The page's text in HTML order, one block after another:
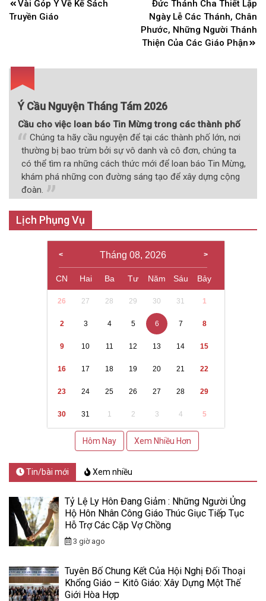
Điều
hướng
Vài Góp Ý Về Kế Sách
Truyền Giáo
Đức Thánh Cha Thiết Lập
Ngày Lễ Các Thánh, Chân
Phước, Những Người Thánh
Thiện Của Các Giáo Phận
Ý Cầu Nguyện Tháng Tám 2026
Cầu cho việc loan báo Tin Mừng trong các thành phố
Chúng ta hãy cầu nguyện để tại các thành phố lớn, nơi
thường bị bao trùm bởi sự vô danh và cô đơn, chúng ta
có thể tìm ra những cách thức mới để loan báo Tin Mừng,
khám phá những con đường sáng tạo để xây dựng cộng
đoàn.
Lịch Phụng Vụ
Tháng 08, 2026
CN Hai Ba Tư Năm Sáu Bảy
26 27 28 29 30 31 1
2 3 4 5 6 7 8
9 10 11 12 13 14 15
16 17 18 19 20 21 22
23 24 25 26 27 28 29
30 31 1 2 3 4 5
Hôm Nay Xem Nhiều Hơn
Tin/bài mới Xem nhiều
Tỷ Lệ Ly Hôn Đang Giảm : Những Người Ủng
Hộ Hôn Nhân Công Giáo Thúc Giục Tiếp Tục
Hỗ Trợ Các Cặp Vợ Chồng
3 giờ ago
Tuyên Bố Chung Kết Của Hội Nghị Đối Thoại
Khổng Giáo – Kitô Giáo: Xây Dựng Một Thế
Giới Hòa Hợp